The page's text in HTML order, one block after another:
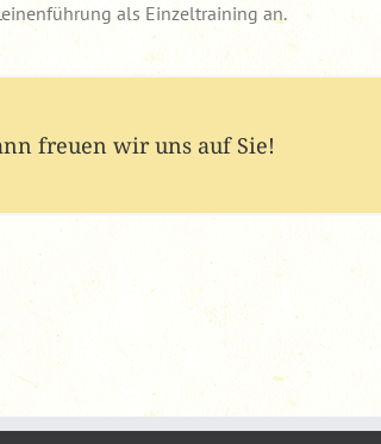
als Einzeltraining an.
freuen wir uns auf Sie!